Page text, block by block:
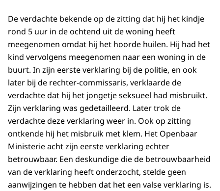
De verdachte bekende op de zitting dat hij het kindje
rond 5 uur in de ochtend uit de woning heeft
meegenomen omdat hij het hoorde huilen. Hij had het
kind vervolgens meegenomen naar een woning in de
buurt. In zijn eerste verklaring bij de politie, en ook
later bij de rechter-commissaris, verklaarde de
verdachte dat hij het jongetje seksueel had misbruikt.
Zijn verklaring was gedetailleerd. Later trok de
verdachte deze verklaring weer in. Ook op zitting
ontkende hij het misbruik met klem. Het Openbaar
Ministerie acht zijn eerste verklaring echter
betrouwbaar. Een deskundige die de betrouwbaarheid
van de verklaring heeft onderzocht, stelde geen
aanwijzingen te hebben dat het een valse verklaring is.